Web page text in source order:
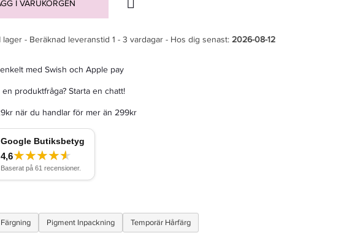
I VARUKORGEN
I lager - Beräknad leveranstid 1 - 3 vardagar - Hos dig senast: 2026-08-12
med Swish och Apple pay
en produktfråga? Starta en chatt!
när du handlar för mer än 299kr
Färgning Pigment Inpackning Temporär Hårfärg